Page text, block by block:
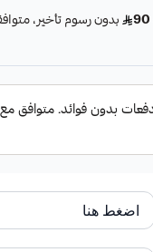
فواكه ):
بين البطيخ،
طبيعيًا وغنيًا.
بشكل ثلاثي الأدوار مع